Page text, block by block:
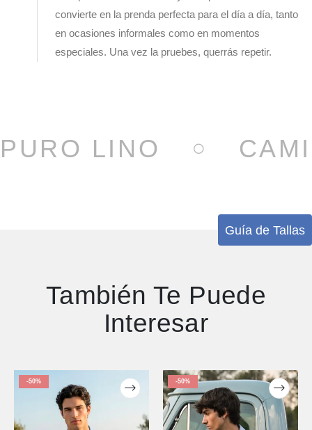
convierte en la prenda perfecta para el día a día, tanto
en ocasiones informales como en momentos
especiales. Una vez la pruebes, querrás repetir.
PURO LINO
También Te Puede
Interesar
-50% -50%
Guía de Tallas